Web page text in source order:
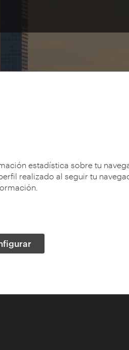
estadística sobre tu
realizado al seguir tu
Nueva